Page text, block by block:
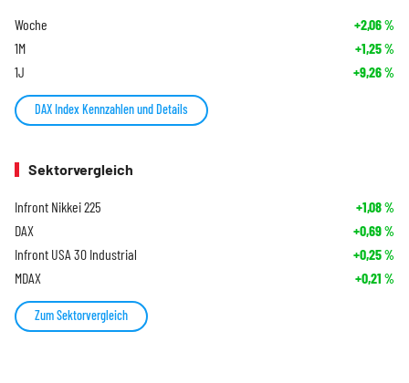
Woche +2,06%
1M +1,25%
1J +9,26%
DAX Index Kennzahlen und Details
Sektorvergleich
Infront Nikkei 225 +1,08%
DAX +0,69%
Infront USA 30 Industrial +0,25%
MDAX +0,21 %
Zum Sektorvergleich